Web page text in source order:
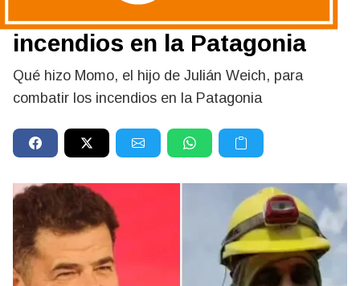
hippie" a combatir los los
incendios en la Patagonia
Qué hizo Momo, el hijo de Julián Weich, para
combatir los incendios en la Patagonia